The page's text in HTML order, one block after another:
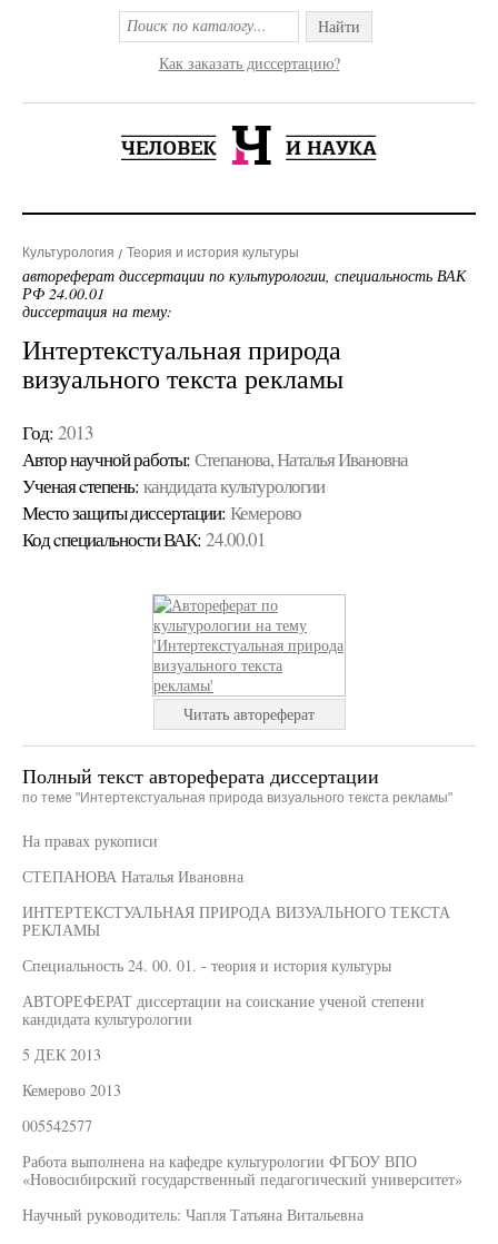
Найти
Как заказать диссертацию?
Культурология Теория и история культуры
автореферат диссертации по культурологии, специальность ВАК
РФ 24.00.01
диссертация на тему:
Интертекстуальная природа
визуального текста рекламы
Год: 2013
Автор научной работы: Степанова, Наталья Ивановна
Ученая cтепень: кандидата культурологии
Место защиты диссертации: Кемерово
Код cпециальности ВАК: 24.00.01
Читать автореферат
Полный текст автореферата диссертации
по теме "Интертекстуальная природа визуального текста рекламы"
На правах рукописи
СТЕПАНОВА Наталья Ивановна
ИНТЕРТЕКСТУАЛЬНАЯ ПРИРОДА ВИЗУАЛЬНОГО ТЕКСТА
РЕКЛАМЫ
Специальность 24. 00. 01. - теория и история культуры
АВТОРЕФЕРАТ диссертации на соискание ученой степени
кандидата культурологии
5 ДЕК 2013
Кемерово 2013
005542577
Работа выполнена на кафедре культурологии ФГБОУ ВПО
«Новосибирский государственный педагогический университет»
Научный руководитель: Чапля Татьяна Витальевна